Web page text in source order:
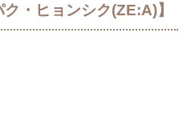
・ヒョンシク(ZE:A)】